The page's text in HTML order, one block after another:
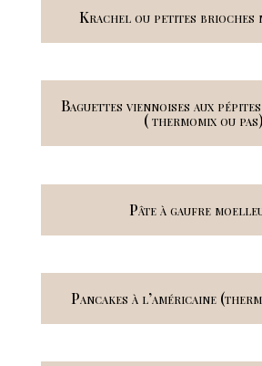
Krachel ou petites brioches
Baguettes viennoises aux
( thermomix ou pas)
Pâte à gaufre
Pancakes à l’américaine